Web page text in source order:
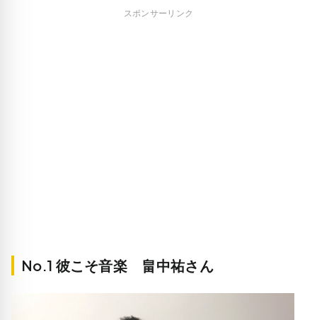
スポンサーリンク
No.1 彼こそ音楽 畠中祐さん